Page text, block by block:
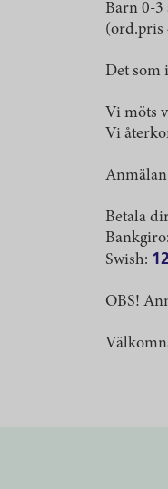
Barn 0-3
(ord.pris
Det som
Vi möts
Vi
Betala
Swish:
OBS!